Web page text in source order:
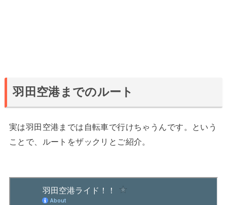
羽田空港までのルート
実は羽田空港までは自転車で行けちゃうんです。という
ことで、ルートをザックリとご紹介。